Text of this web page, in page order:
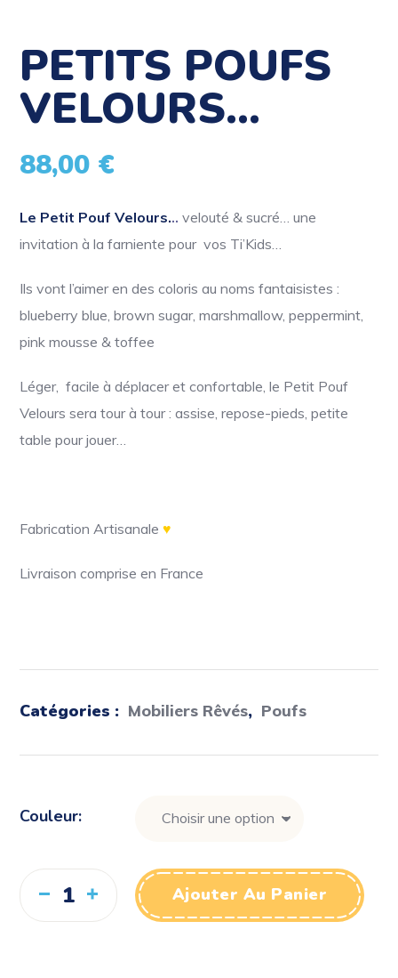
PETITS POUFS
VELOURS…
88,00 €
Le Petit Pouf Velours... velouté & sucré… une
invitation à la farniente pour vos Ti’Kids…
Ils vont l’aimer en des coloris au noms fantaisistes :
blueberry blue, brown sugar, marshmallow, peppermint,
pink mousse & toffee
Léger, facile à déplacer et confortable, le Petit Pouf
Velours sera tour à tour : assise, repose-pieds, petite
table pour jouer…
Fabrication Artisanale♥
Livraison comprise en France
Catégories : Mobiliers Rêvés, Poufs
Couleur
Ajouter Au Panier